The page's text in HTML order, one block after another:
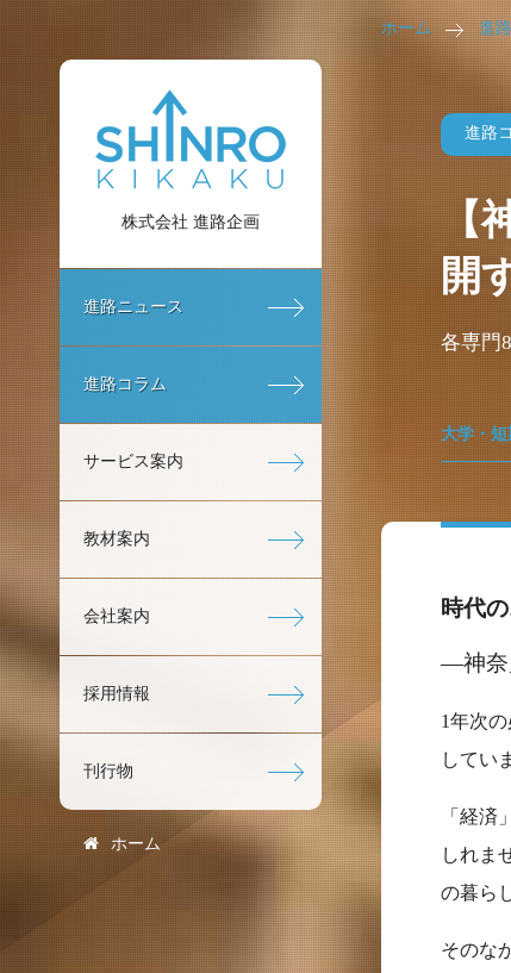
株式会社 進路企画
ホーム 進
進路
【
開
各専門
大学・
時代
―神奈
1年次
してい
「経
しれま
の暮ら
そのな
進路ニュース
進路コラム
サービス案内
教材案内
会社案内
採用情報
刊行物
ホーム